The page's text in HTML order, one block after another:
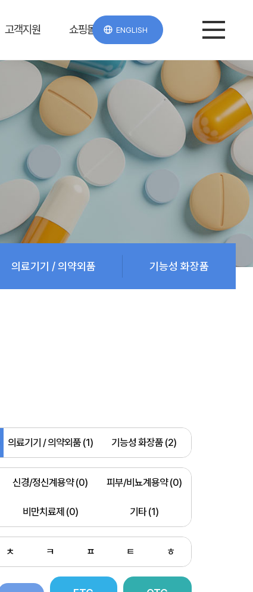
고객지원 쇼핑몰 ENGLISH
의료기기 / 의약외품 기능성 화장품
의료기기 / 의약외품 (1) 기능성 화장품 (2)
신경/정신계용약 (0) 피부/비뇨계용약 (0)
비만치료제 (0) 기타 (1)
ㅊ ㅋ ㅍ ㅌ ㅎ